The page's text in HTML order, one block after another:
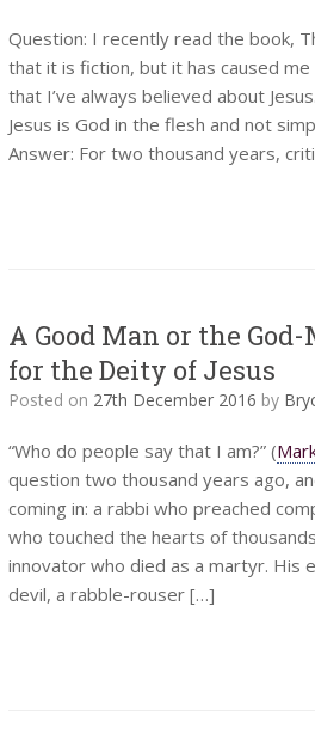
Question: I recently read the book,
that it is fiction, but it has caused
that I’ve always believed about
Jesus is God in the flesh and not
Answer: For two thousand years,
A Good Man or the
for the Deity of Jesus
Posted on 27th December 2016 by
“Who do people say that I am?” (
question two thousand years ago,
coming in: a rabbi who preached
who touched the hearts of
innovator who died as a martyr. His
devil, a rabble-rouser […]